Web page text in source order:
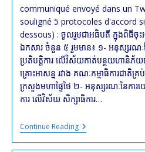
communiqué envoyé dans un
souligné 5 protocoles d'accord
dessous) : ចូលរួមជាអធិបតី ក្នុងពិធីចុ
ឯកសារ ចំនួន ៥ រួមមាន៖ ១- អនុស្សរណ
ប្រតិបត្តិការ លើវិស័យកាត់បន្ថយហានិភ័យ
គ្រោះអាសន្ន រវាង គណៈកម្មាធិការជាតិគ្
ក្រសួងមហាផ្ទៃថៃ ២- អនុស្សរណៈនៃការ
ការ លើវិស័យ សិក្សាធិការ…
Continue ReadingVisite
D’Etat
De